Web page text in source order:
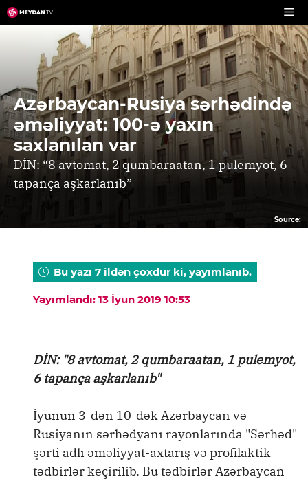
Skip
to
Azərbaycan-Rusiya sərhədində
əməliyyat: 100-ə yaxın
saxlanılan var
DİN: “8 avtomat, 2 qumbaraatan, 1 pulemyot, 6
tapança aşkarlanıb”
Source:
Bu yazı 7 ildən çoxdur ki, yayımlanıb.
Yayımlandı: 13 İyun 2019 10:53
DİN: "8 avtomat, 2 qumbaraatan, 1 pulemyot,
6 tapança aşkarlanıb"
İyunun 3-dən 10-dək Azərbaycan və
Rusiyanın sərhədyanı rayonlarında "Sərhəd"
şərti adlı əməliyyat-axtarış və profilaktik
tədbirlər keçirilib. Bu tədbirlər Azərbaycan